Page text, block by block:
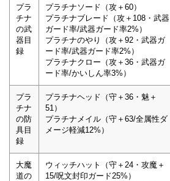
プラ
チナ
の武
器目
録
プラチナソード（攻＋60）
プラチナブレード（攻＋108・武器
ガード率/武器ガード率2%）
プラチナのやり（攻＋92・武器ガ
ード率/武器ガード率2%）
プラチナクロー（攻＋36・武器ガ
ード率/かいしん率3%）
プラ
チナ
の防
具目
録
プラチナヘッド（守＋36・魅＋
51）
プラチナメイル（守＋63/全属性ダ
メージ軽減12%）
大魔
道の
ウィッチハット（守＋24・攻魔＋
15/呪文封印ガード25%）